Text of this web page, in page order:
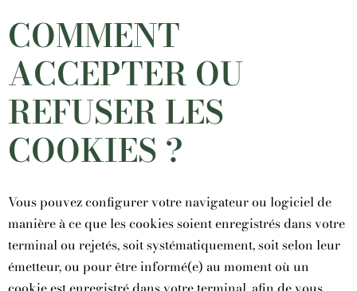
COMMENT
ACCEPTER OU
REFUSER LES
COOKIES ?
Vous pouvez configurer votre navigateur ou logiciel de
manière à ce que les cookies soient enregistrés dans votre
terminal ou rejetés, soit systématiquement, soit selon leur
émetteur, ou pour être informé(e) au moment où un